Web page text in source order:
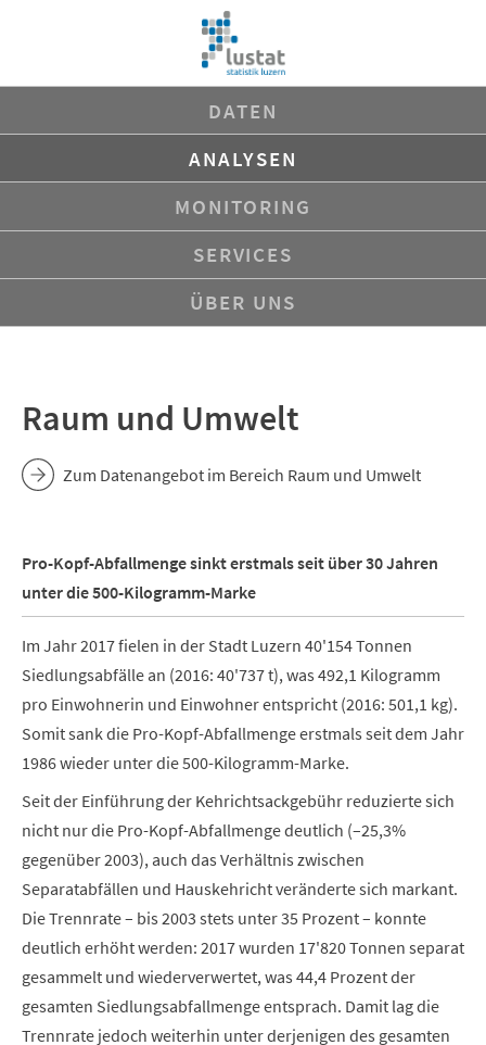
DATEN
ANALYSEN
MONITORING
SERVICES
ÜBER UNS
Raum und Umwelt
Zum Datenangebot im Bereich Raum und Umwelt
Pro-Kopf-Abfallmenge sinkt erstmals seit über 30 Jahren
unter die 500-Kilogramm-Marke
Im Jahr 2017 fielen in der Stadt Luzern 40'154 Tonnen
Siedlungsabfälle an (2016: 40'737 t), was 492,1 Kilogramm
pro Einwohnerin und Einwohner entspricht (2016: 501,1 kg).
Somit sank die Pro-Kopf-Abfallmenge erstmals seit dem Jahr
1986 wieder unter die 500-Kilogramm-Marke.
Seit der Einführung der Kehrichtsackgebühr reduzierte sich
nicht nur die Pro-Kopf-Abfallmenge deutlich (–25,3%
gegenüber 2003), auch das Verhältnis zwischen
Separatabfällen und Hauskehricht veränderte sich markant.
Die Trennrate – bis 2003 stets unter 35 Prozent – konnte
deutlich erhöht werden: 2017 wurden 17'820 Tonnen separat
gesammelt und wiederverwertet, was 44,4 Prozent der
gesamten Siedlungsabfallmenge entsprach. Damit lag die
Trennrate jedoch weiterhin unter derjenigen des gesamten